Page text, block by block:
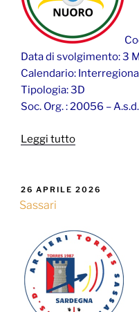
Data di svolgimento: 3
Calendario:
Tipologia: 3D
Soc. Org. : 20056 –
Leggi tutto“Nuoro”
PUBBLICATO
IL
26 APRILE 2026
Sassari